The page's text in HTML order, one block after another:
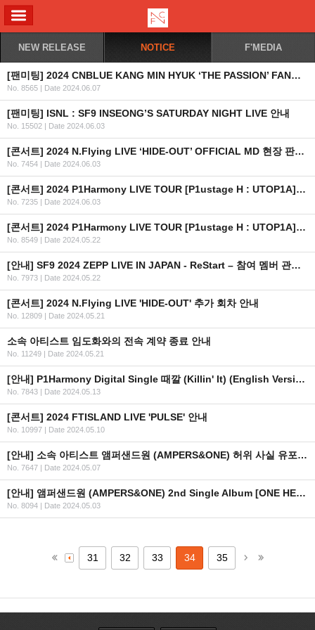
NEW RELEASE NOTICE F'MEDIA
[팬미팅] 2024 CNBLUE KANG MIN HYUK ‘THE PASSION’ FANMEETING IN JAKARTA 안내 (수정)
No. 8565 | Date 2024.06.07
[팬미팅] ISNL : SF9 INSEONG’S SATURDAY NIGHT LIVE 안내
No. 15502 | Date 2024.06.03
[콘서트] 2024 N.Flying LIVE ‘HIDE-OUT’ OFFICIAL MD 현장 판매 안내
No. 7454 | Date 2024.06.03
[콘서트] 2024 P1Harmony LIVE TOUR [P1ustage H : UTOP1A] IN MACAU 개최 안내
No. 7235 | Date 2024.06.03
[콘서트] 2024 P1Harmony LIVE TOUR [P1ustage H : UTOP1A] IN AU&NZ 개최 안내
No. 8549 | Date 2024.05.22
[안내] SF9 2024 ZEPP LIVE IN JAPAN - ReStart – 참여 멤버 관련 안내드립니다.
No. 7973 | Date 2024.05.22
[콘서트] 2024 N.Flying LIVE 'HIDE-OUT' 추가 회차 안내
No. 12809 | Date 2024.05.21
소속 아티스트 임도화와의 전속 계약 종료 안내
No. 11249 | Date 2024.05.21
[안내] P1Harmony Digital Single 때깔 (Killin' It) (English Version) 발매
No. 7843 | Date 2024.05.13
[콘서트] 2024 FTISLAND LIVE 'PULSE' 안내
No. 10997 | Date 2024.05.10
[안내] 소속 아티스트 앰퍼샌드원 (AMPERS&ONE) 허위 사실 유포 대응 관련 안내드립니다.
No. 7647 | Date 2024.05.07
[안내] 앰퍼샌드원 (AMPERS&ONE) 2nd Single Album [ONE HEARTED] 발매 기념 이벤트 in JAPAN 상세 안내
No. 8094 | Date 2024.05.03
31 32 33 34 35